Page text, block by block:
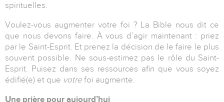
spirituelles.
Voulez-vous augmenter votre foi ? La Bible nous dit ce
que nous devons faire. À vous d’agir maintenant : priez
par le Saint-Esprit. Et prenez la décision de le faire le plus
souvent possible. Ne sous-estimez pas le rôle du Saint-
Esprit. Puisez dans ses ressources afin que vous soyez
édifié(e) et que votre foi augmente.
Une prière pour aujourd’hui